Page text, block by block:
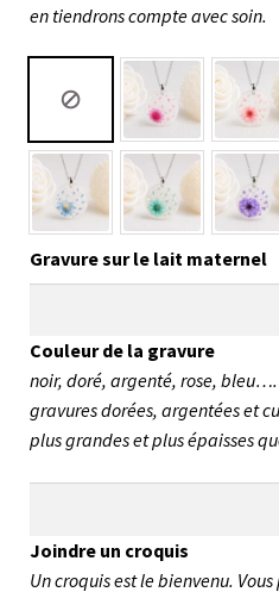
en tiendrons compte avec soin.
Gravure sur le lait maternel
Couleur de la gravure
noir, doré, argenté, rose,
gravures dorées, argentées et
plus grandes et plus épaisses
Joindre un croquis
Un croquis est le bienvenu.